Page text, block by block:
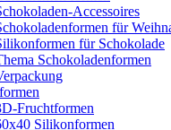
Accessoires
für
für Schokolade
Schokoladenformen
Fruchtformen
Silikonformen